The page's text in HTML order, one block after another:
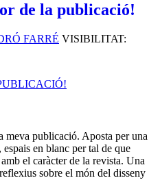
de la publicació!
FARRÉ VISIBILITAT:
meva publicació. Aposta per una
en blanc per tal de que
el caràcter de la revista. Una
sobre el món del disseny